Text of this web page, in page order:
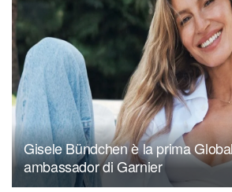
Gisele Bündchen è la prima
ambassador di Garnier